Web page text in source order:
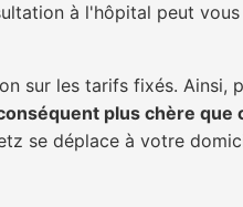
à l'hôpital peut
sur les tarifs fixés.
plus chère que
se déplace à votre